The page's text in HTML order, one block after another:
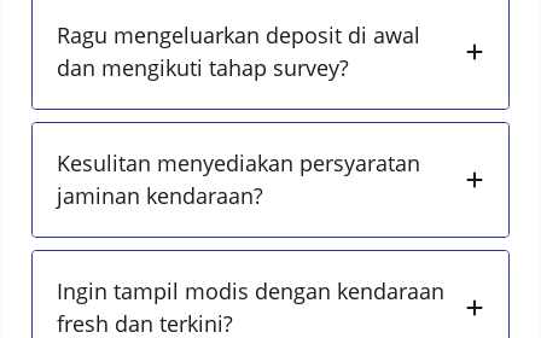
Ragu mengeluarkan deposit di awal
dan mengikuti tahap survey?
Kesulitan menyediakan persyaratan
jaminan kendaraan?
Ingin tampil modis dengan kendaraan
fresh dan terkini?